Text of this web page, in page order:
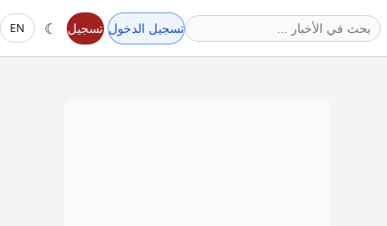
تسجيل الدخول تسجيل ☾
EN